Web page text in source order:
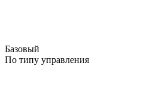
Базовый
По типу управления